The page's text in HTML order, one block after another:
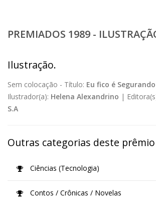
PREMIADOS 1989 -
Ilustração.
Sem colocação - Título: Eu fico é
Ilustrador(a): Helena Alexandrino |
S.A
Outras categorias deste prêmio
Ciências (Tecnologia)
Contos / Crônicas / Novelas